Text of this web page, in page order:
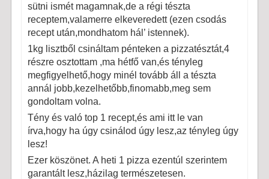
sütni ismét magamnak,de a régi tészta
receptem,valamerre elkeveredett (ezen csodás
recept után,mondhatom hál’ istennek).
1kg lisztből csináltam pénteken a pizzatésztát,4
részre osztottam ,ma hétfő van,és tényleg
megfigyelhető,hogy minél tovább áll a tészta
annál jobb,kezelhetőbb,finomabb,meg sem
gondoltam volna.
Tény és való top 1 recept,és ami itt le van
írva,hogy ha úgy csinálod úgy lesz,az tényleg úgy
lesz!
Ezer köszönet. A heti 1 pizza ezentúl szerintem
garantált lesz,házilag természetesen.